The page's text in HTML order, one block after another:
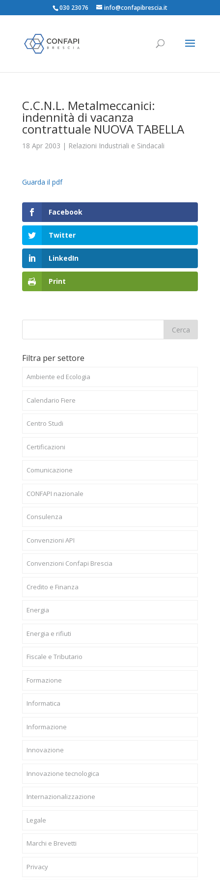
030 23076 info@confapibrescia.it
C.C.N.L. Metalmeccanici:
indennità di vacanza
contrattuale NUOVA TABELLA
18 Apr 2003 | Relazioni Industriali e Sindacali
Guarda il pdf
Facebook
Twitter
LinkedIn
Print
Filtra per settore
Ambiente ed Ecologia
Calendario Fiere
Centro Studi
Certificazioni
Comunicazione
CONFAPI nazionale
Consulenza
Convenzioni API
Convenzioni Confapi Brescia
Credito e Finanza
Energia
Energia e rifiuti
Fiscale e Tributario
Formazione
Informatica
Informazione
Innovazione
Innovazione tecnologica
Internazionalizzazione
Legale
Marchi e Brevetti
Privacy